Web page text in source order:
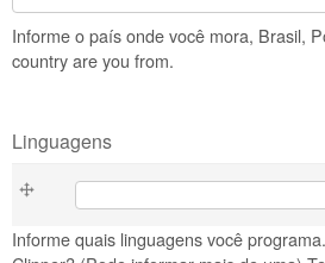
Informe o país onde você mora, Brasil,
country are you from.
Linguagens
Linguagens
Informe quais linguagens você